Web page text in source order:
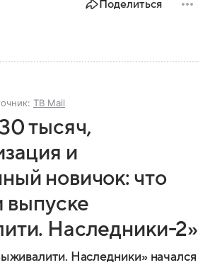
Поделиться
ТВ Mail
тысяч,
и
новичок: что
выпуске
Наследники-2»
Наследники» начался